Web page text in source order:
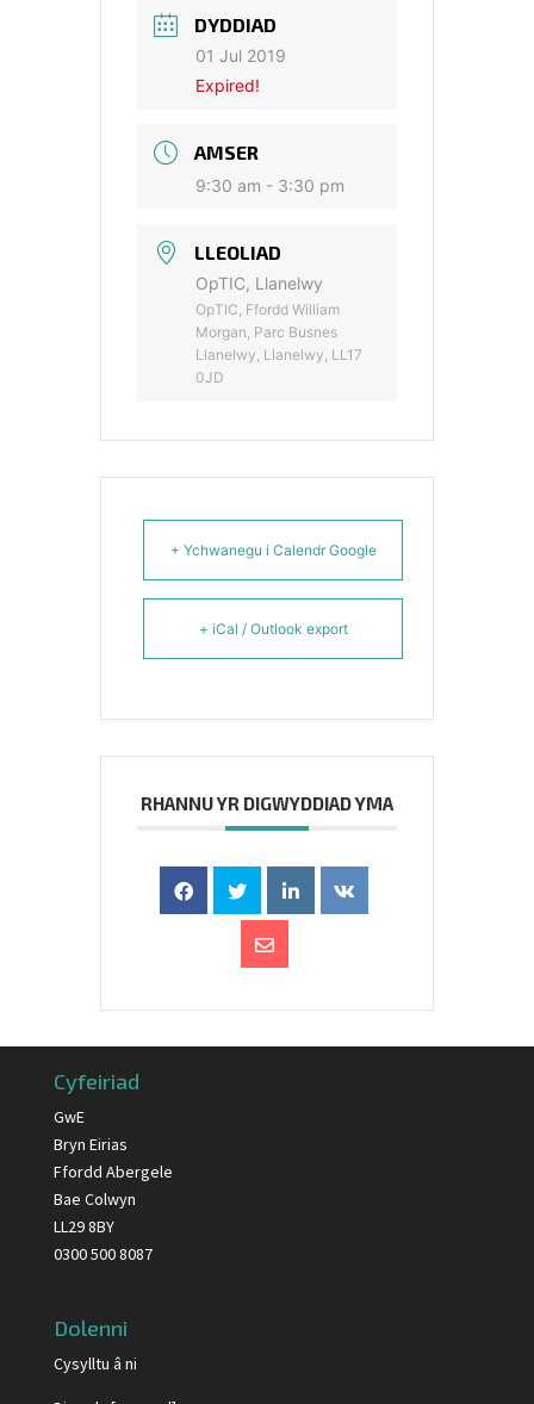
DYDDIAD
01 Jul 2019
Expired!
AMSER
9:30 am - 3:30 pm
LLEOLIAD
OpTIC, Llanelwy
OpTIC, Ffordd William
Morgan, Parc Busnes
Llanelwy, Llanelwy, LL17
0JD
+ Ychwanegu i Calendr Google
+ iCal / Outlook export
RHANNU YR DIGWYDDIAD YMA
Cyfeiriad
GwE
Bryn Eirias
Ffordd Abergele
Bae Colwyn
LL29 8BY
0300 500 8087
Dolenni
Cysylltu â ni